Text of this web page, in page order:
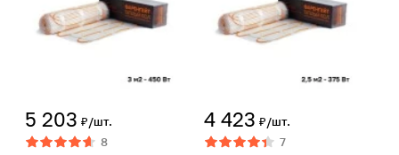
5 203 ₽/шт.
8
4 423 ₽/шт.
7